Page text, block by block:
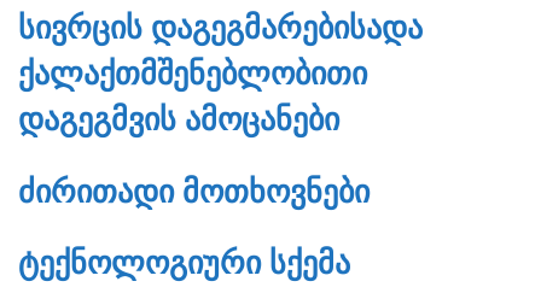
ᲡᲘᲕᲠᲪᲘᲡ ᲓᲐᲒᲔᲒᲛᲐᲠᲔᲑᲘᲡᲐᲓᲐ
ᲥᲐᲚᲐᲥᲗᲛᲨᲔᲜᲔᲑᲚᲝᲑᲘᲗᲘ
ᲓᲐᲒᲔᲒᲛᲕᲘᲡ ᲐᲛᲝᲪᲐᲜᲔᲑᲘ
ᲫᲘᲠᲘᲗᲐᲓᲘ ᲛᲝᲗᲮᲝᲕᲜᲔᲑᲘ
ᲢᲔᲥᲜᲝᲚᲝᲒᲘᲣᲠᲘ ᲡᲥᲔᲛᲐ